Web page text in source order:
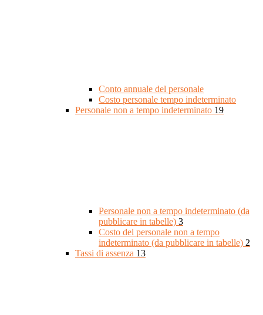
Conto annuale del personale
Costo personale tempo indeterminato
Personale non a tempo indeterminato 19
Personale non a tempo indeterminato (da
pubblicare in tabelle) 3
Costo del personale non a tempo
indeterminato (da pubblicare in tabelle) 2
Tassi di assenza 13